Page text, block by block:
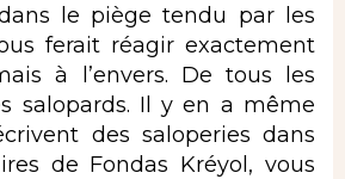
le piège tendu par les
ferait réagir exactement
à l’envers. De tous les
salopards. Il y en a même
des saloperies dans
de Fondas Kréyol, vous